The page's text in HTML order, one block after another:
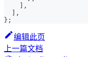
,
,
} ;
编辑此页
上一篇文档